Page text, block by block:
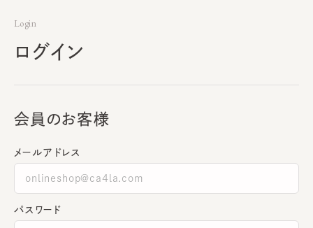
Login
ログイン
会員のお客様
メールアドレス
パスワード